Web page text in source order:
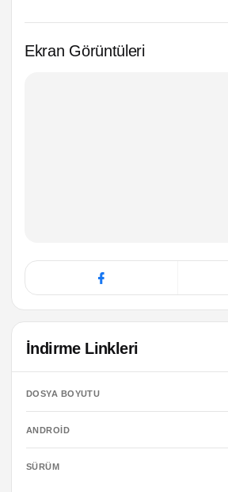
Ekran Görüntüleri
İndirme Linkleri
DOSYA BOYUTU
ANDROID
SÜRÜM